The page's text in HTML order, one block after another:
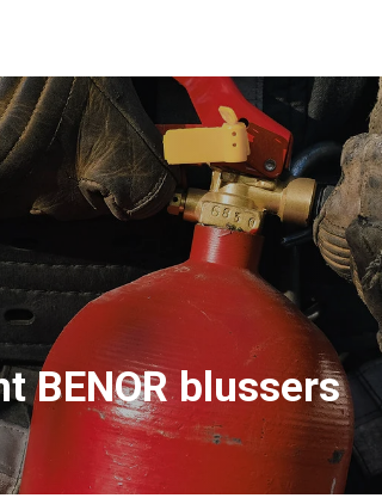
BENOR blussers